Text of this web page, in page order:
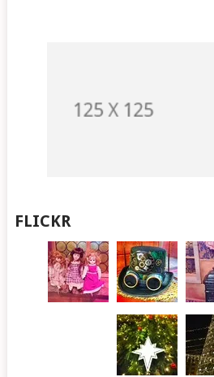
FLICKR